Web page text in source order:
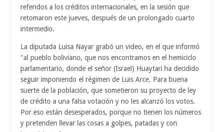
referidos a los créditos internacionales, en la sesión que
retomaron este jueves, después de un prolongado cuarto
intermedio.
La diputada Luisa Nayar grabó un video, en el que informó
"al pueblo boliviano, que nos encontramos en el hemiciclo
parlamentario, donde el señor (Israel) Huaytari ha decidido
seguir imponiendo el régimen de Luis Arce. Para buena
suerte de la población, que sometieron su proyecto de ley
de crédito a una falsa votación y no les alcanzó los votos.
Por eso están desesperados, porque no tienen los números
y pretenden llevar las cosas a golpes, patadas y con